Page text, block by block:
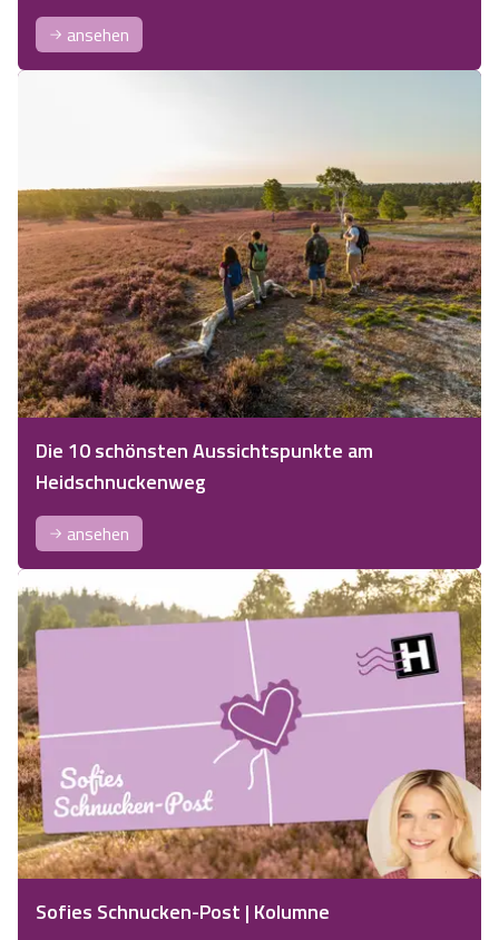
ansehen
Die 10 schönsten Aussichtspunkte am
Heidschnuckenweg
ansehen
Sofies Schnucken-Post | Kolumne